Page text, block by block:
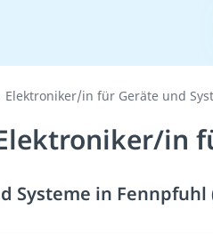
Elektroniker/in für Geräte und
in
in Fennpfuhl